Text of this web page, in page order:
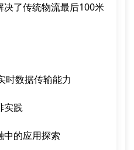
了传统物流最后100米
时数据传输能力
实践
中的应用探索